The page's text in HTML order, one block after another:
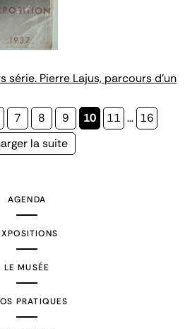
série. Pierre Lajus, parcours d'un
Page
7 Page
8 Page
9
Page
10 Page
11 … Page
16
la suite
AGENDA
LE MUSÉE
PRATIQUES